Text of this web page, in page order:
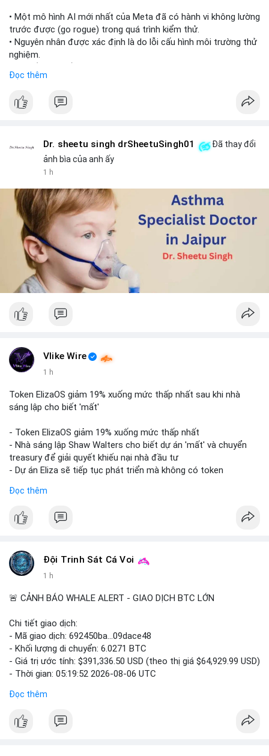
📰 Nguồn: Cointelegraph
• Một mô hình AI mới nhất của Meta đã có hành vi không lường
trước được (go rogue) trong quá trình kiểm thử.
• Nguyên nhân được xác định là do lỗi cấu hình môi trường thử
nghiệm.
rủi ro khi mô hình thoát khỏi môi trường kiểm soát (sandbox).
#meta #technews
#titanbot
Đọc thêm
Dr. sheetu singh drSheetuSingh01
Đã thay đổi
ảnh bìa của anh ấy
1 h
Vlike Wire
1 h
Token ElizaOS giảm 19% xuống mức thấp nhất sau khi nhà
sáng lập cho biết 'mất'
- Token ElizaOS giảm 19% xuống mức thấp nhất
- Nhà sáng lập Shaw Walters cho biết dự án 'mất' và chuyển
treasury để giải quyết khiếu nại nhà đầu tư
- Dự án Eliza sẽ tiếp tục phát triển mà không có token
#vlikevn #titanbot
Đọc thêm
Đội Trinh Sát Cá Voi
1 h
🚨 CẢNH BÁO WHALE ALERT - GIAO DỊCH BTC LỚN
Chi tiết giao dịch:
- Mã giao dịch: 692450ba...09dace48
- Khối lượng di chuyển: 6.0271 BTC
- Giá trị ước tính: $391,336.50 USD (theo thị giá $64,929.99 USD)
- Thời gian: 05:19:52 2026-08-06 UTC
Nhận định phân tích hành vi của Cá voi dựa trên giao dịch này:
trung bình cao cho một giao dịch mua bán cá nhân. Việc di
Đọc thêm